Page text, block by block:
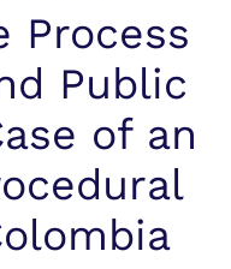
Process
Public
of an